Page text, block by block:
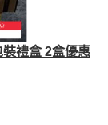
裝禮盒 2盒優惠